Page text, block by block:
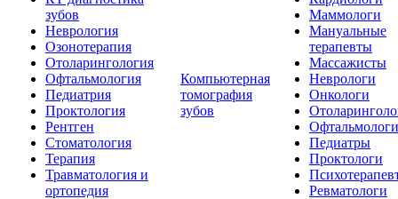
зубов
Неврология
Озонотерапия
Отоларингология
Офтальмология
Педиатрия
Проктология
Рентген
Стоматология
Терапия
Травматология и
ортопедия
Компьютерная
томография
зубов
Маммологи
Мануальные
терапевты
Массажисты
Неврологи
Онкологи
Офтальмологи
Педиатры
Проктологи
Ревматологи